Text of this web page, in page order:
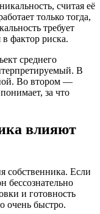
считая её
только тогда,
требует
фактор риска.
среднего
В
Во втором —
за что
влияют
собственника. Если
бессознательно
и готовность
очень быстро.